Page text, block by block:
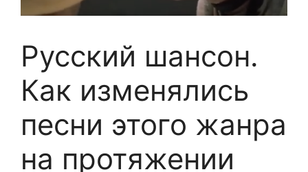
Русский шансон.
Как изменялись
песни этого жанра
на протяжении